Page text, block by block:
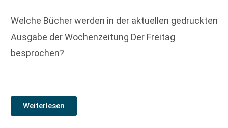
Welche Bücher werden in der aktuellen gedruckten
Ausgabe der Wochenzeitung Der Freitag
besprochen?
Weiterlesen